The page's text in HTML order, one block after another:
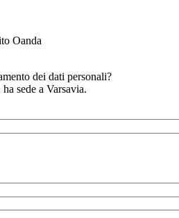
Oanda
dei dati personali?
sede a Varsavia.